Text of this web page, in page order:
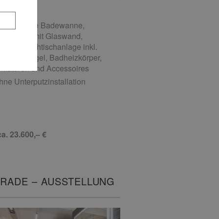
m2
Badewanne,
Dusche mit Glaswand,
inkl.
Spiegel, Badheizkörper,
und Accessoires
Unterputzinstallation
23.600,– €
– AUSSTELLUNG